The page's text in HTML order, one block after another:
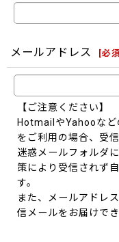
メールアドレス [必須
【ご注意ください】
HotmailやYahooなど
をご利用の場合、受
迷惑メールフォルダ
策により受信されず
す。
また、メールアドレ
信メールをお届けで